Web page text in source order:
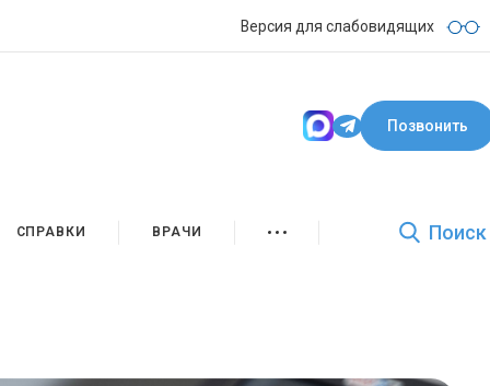
Версия для слабовидящих
Позвонить
СПРАВКИ ВРАЧИ Поиск